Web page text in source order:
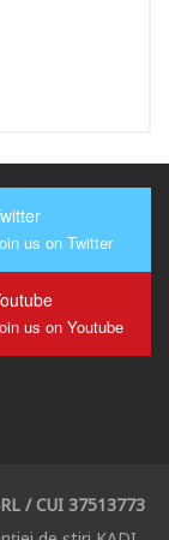
us on Twitter
us on Youtube
/ CUI 37513773